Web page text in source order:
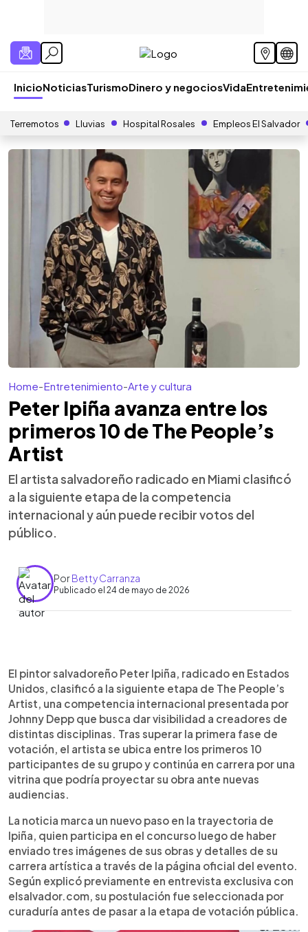
InicioNoticiasTurismoDinero y negociosVida
Terremotos Lluvias Hospital Rosales Empleos El Salvador
Home-Entretenimiento-Arte y cultura
Peter Ipiña avanza entre los
primeros 10 de The People’s
Artist
El artista salvadoreño radicado en Miami clasificó
a la siguiente etapa de la competencia
internacional y aún puede recibir votos del
público.
PorBetty Carranza
Publicado el 24 de mayo de 2026
Escuchar artículo
El pintor salvadoreño Peter Ipiña, radicado en
Miami, clasificó a la siguiente etapa de The
People’s Artist, competencia internacional
presentada por Johnny Depp. El artista se ubicó
entre los primeros 20 de su grupo tras superar la
primera fase de votación pública. Hijo del
maestro Pedro Antonio Ipiña, Peter ha construido
una trayectoria propia con obras marcadas por
identidad, memoria, espiritualidad y temas
sociales. Los salvadoreños dentro y fuera del país
pueden seguir apoyándolo con su voto en la
página oficial del concurso. Para Ipiña, este
avance representa una nueva vitrina para el arte
salvadoreño.
El pintor salvadoreño Peter Ipiña, radicado en Estados
Unidos, clasificó a la siguiente etapa de The People’s
Artist, una competencia internacional presentada por
Johnny Depp que busca dar visibilidad a creadores de
distintas disciplinas. Tras superar la primera fase de
votación, el artista se ubica entre los primeros 10
participantes de su grupo y continúa en carrera por una
vitrina que podría proyectar su obra ante nuevas
audiencias.
La noticia marca un nuevo paso en la trayectoria de
Ipiña, quien participa en el concurso luego de haber
enviado tres imágenes de sus obras y detalles de su
carrera artística a través de la página oficial del evento.
Según explicó previamente en entrevista exclusiva con
elsalvador.com, su postulación fue seleccionada por
curaduría antes de pasar a la etapa de votación pública.